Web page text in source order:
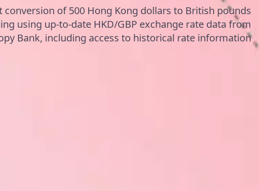
conversion of 500 Hong Kong dollars to British pounds
using up-to-date HKD/GBP exchange rate data from
Bank, including access to historical rate information.